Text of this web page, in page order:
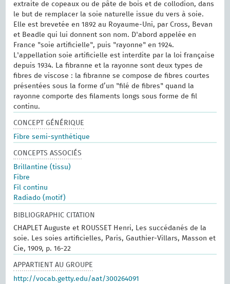
extraite de copeaux ou de pâte de bois et de collodion, dans
le but de remplacer la soie naturelle issue du vers à soie.
Elle est brevetée en 1892 au Royaume-Uni, par Cross, Bevan
et Beadle qui lui donnent son nom. D'abord appelée en
France "soie artificielle", puis "rayonne" en 1924.
L'appellation soie artificielle est interdite par la loi française
depuis 1934. La fibranne et la rayonne sont deux types de
fibres de viscose : la fibranne se compose de fibres courtes
présentées sous la forme d’un "filé de fibres" quand la
rayonne comporte des filaments longs sous forme de fil
continu.
CONCEPT GÉNÉRIQUE
Fibre semi-synthétique
CONCEPTS ASSOCIÉS
Brillantine (tissu)
Fibre
Fil continu
Radiado (motif)
BIBLIOGRAPHIC CITATION
CHAPLET Auguste et ROUSSET Henri, Les succédanés de la
soie. Les soies artificielles, Paris, Gauthier-Villars, Masson et
Cie, 1909, p. 16-22
APPARTIENT AU GROUPE
http://vocab.getty.edu/aat/300264091